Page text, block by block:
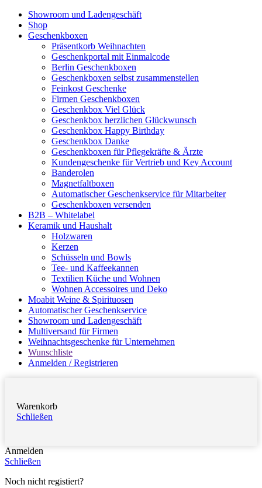
Showroom und Ladengeschäft
Shop
Geschenkboxen
Präsentkorb Weihnachten
Geschenkportal mit Einmalcode
Berlin Geschenkboxen
Geschenkboxen selbst zusammenstellen
Feinkost Geschenke
Firmen Geschenkboxen
Geschenkbox Viel Glück
Geschenkbox herzlichen Glückwunsch
Geschenkbox Happy Birthday
Geschenkbox Danke
Geschenkboxen für Pflegekräfte & Ärzte
Kundengeschenke für Vertrieb und Key Account
Banderolen
Magnetfaltboxen
Automatischer Geschenkservice für Mitarbeiter
Geschenkboxen versenden
B2B – Whitelabel
Keramik und Haushalt
Holzwaren
Kerzen
Schüsseln und Bowls
Tee- und Kaffeekannen
Textilien Küche und Wohnen
Wohnen Accessoires und Deko
Moabit Weine & Spirituosen
Automatischer Geschenkservice
Showroom und Ladengeschäft
Multiversand für Firmen
Weihnachtsgeschenke für Unternehmen
Wunschliste
Anmelden / Registrieren
Warenkorb
Schließen
Anmelden
Schließen
Noch nicht registiert?